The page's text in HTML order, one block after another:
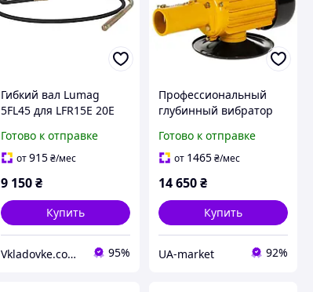
Гибкий вал Lumag
5FL45 для LFR15E 20E
м производительность
12000 л/ч
Готово к отправке
от915 ₴/мес
9 150 ₴
Купить
Vkladovke.com.ua 95%
Профессиональный
глубинный вибратор
15E мощность 1.5 кВт
высота выброса 15 м
Готово к отправке
от 1465₴/мес
14 650₴
Купить
UA-market 92%